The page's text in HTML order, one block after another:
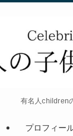
有名人children
プロフィー